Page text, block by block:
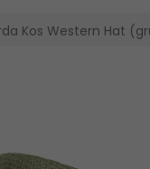
Kos Western Hat